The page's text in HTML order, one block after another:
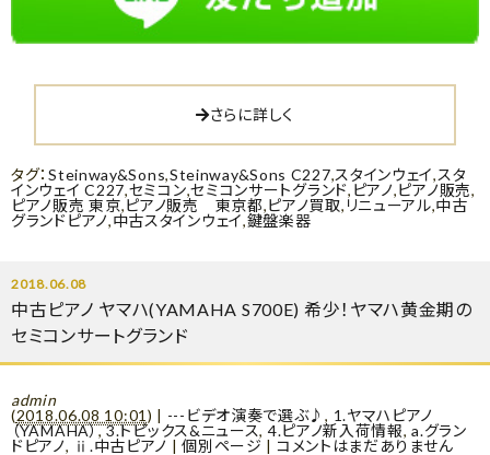
さらに詳しく
タグ：Steinway&Sons,Steinway&Sons C227,スタインウェイ,スタ
インウェイ C227,セミコン,セミコンサートグランド, ピアノ,ピアノ販売,
ピアノ販売 東京,ピアノ販売 東京都,ピアノ買取, リニューアル,中古
グランドピアノ,中古スタインウェイ,鍵盤楽器
2018.06.08
中古ピアノ ヤマハ(YAMAHA S700E) 希少！ヤマハ黄金期の
セミコンサートグランド
admin
(2018.06.08 10:01 ) | ---ビデオ演奏で選ぶ♪, 1.ヤマハピアノ
（YAMAHA）,3.トピックス&ニュース, 4.ピアノ新入荷情報,a.グラン
ドピアノ, ⅱ.中古ピアノ |個別ページ | コメントはまだありません